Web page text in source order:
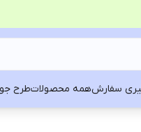
سفارشهمه محصولاتطرح